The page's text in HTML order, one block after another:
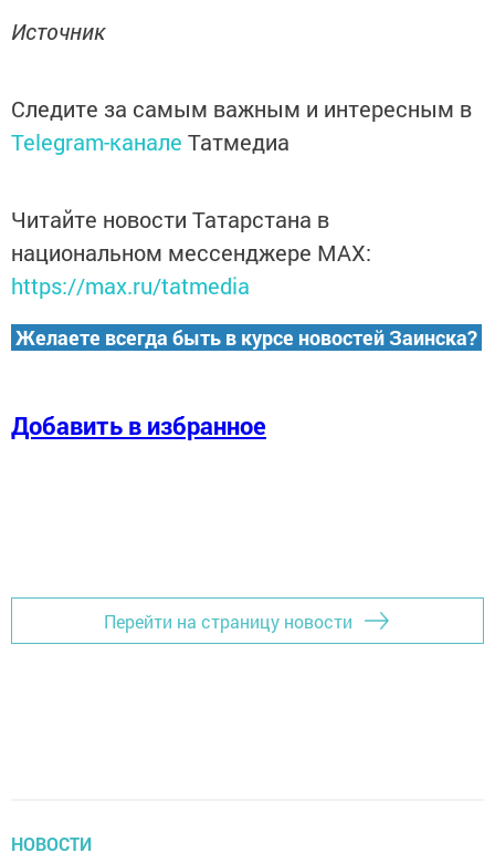
Источник
Следите за самым важным и интересным в
Telegram-канале Татмедиа
Читайте новости Татарстана в
национальном мессенджере MАХ:
https://max.ru/tatmedia
Желаете всегда быть в курсе новостей Заинска?
Добавить в избранное
Перейти на страницу новости
НОВОСТИ